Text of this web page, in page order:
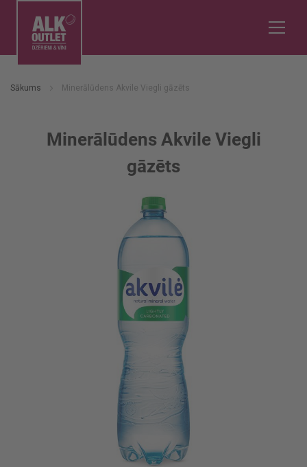
Sākums Minerālūdens Akvile Viegli gāzēts
Minerālūdens Akvile Viegli
gāzēts